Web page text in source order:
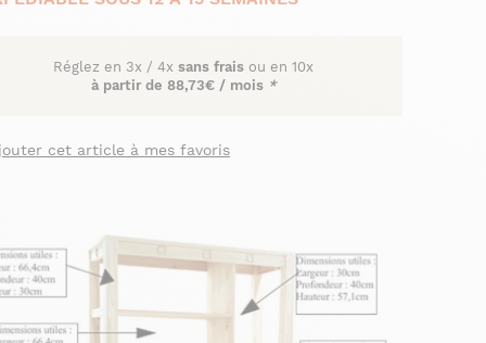
Réglez en 3x / 4x sans frais ou en 10x
à partir de 88,73€ / mois *
cet article à mes favoris